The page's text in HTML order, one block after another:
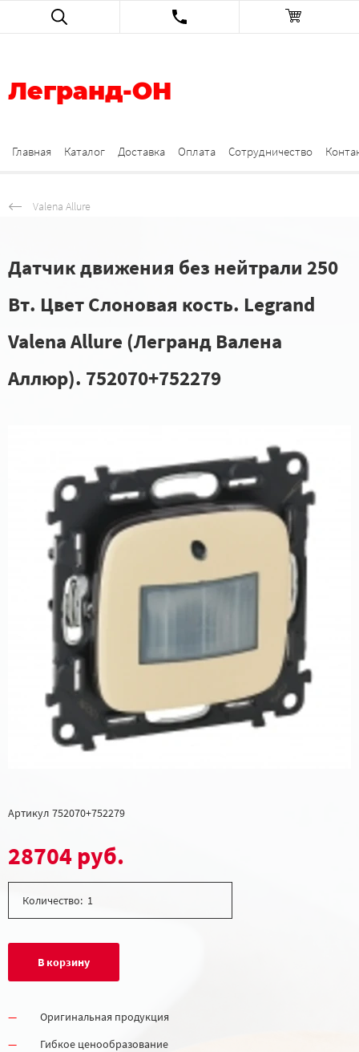
Легранд-ОН
Главная Каталог Доставка Оплата Сотрудничество
Valena Allure
Датчик движения без нейтрали 250
Вт. Цвет Cлоновая кость. Legrand
Valena Allure (Легранд Валена
Аллюр). 752070+752279
Артикул 752070+752279
28704 руб.
Количество:
В корзину
Оригинальная продукция
Гибкое ценообразование